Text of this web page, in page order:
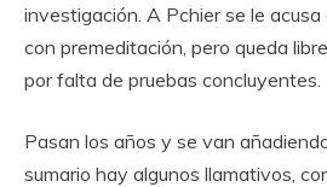
investigación. A Pchier se le
con premeditación, pero queda
por falta de pruebas concluyentes.
Pasan los años y se van
sumario hay algunos llamativos,